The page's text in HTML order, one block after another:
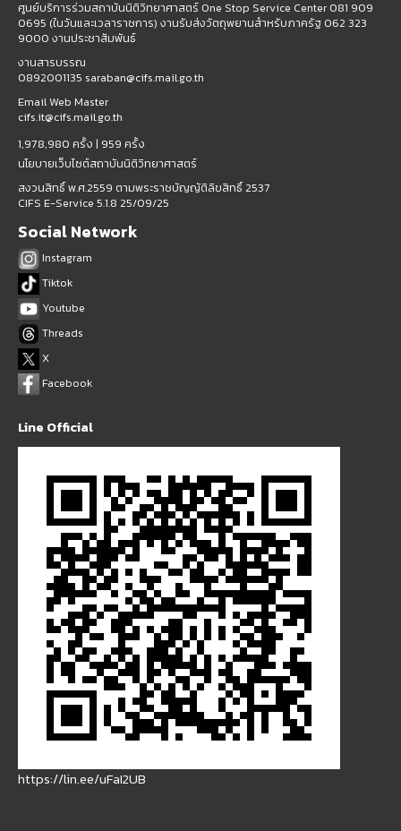
ศูนย์บริการร่วมสถาบันนิติวิทยาศาสตร์ One Stop Service Center 081 909
0695 (ในวันและเวลาราชการ) งานรับส่งวัตถุพยานสำหรับภาครัฐ 062 323
9000 งานประชาสัมพันธ์
งานสารบรรณ
0892001135 saraban@cifs.mail.go.th
Email Web Master
cifs.it@cifs.mail.go.th
1,978,980 ครั้ง | 959 ครั้ง
นโยบายเว็บไซต์สถาบันนิติวิทยาศาสตร์
สงวนสิทธิ์ พ.ศ.2559 ตามพระราชบัญญัติลิขสิทธิ์ 2537
CIFS E-Service 5.1.8 25/09/25
Social Network
Instagram
Tiktok
Youtube
Threads
X
Facebook
Line Official
https://lin.ee/uFaI2UB